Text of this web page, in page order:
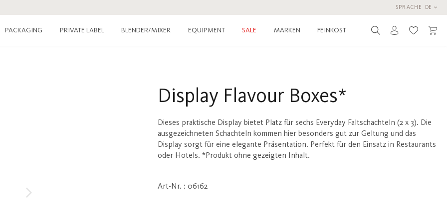
SPRACHE DE
PACKAGING PRIVATE LABEL BLENDER/MIXER EQUIPMENT SALE MARKEN FEINKOST Du hast 0
Display Flavour Boxes*
Dieses praktische Display bietet Platz für sechs Everyday Faltschachteln (2 x 3). Die
ausgezeichneten Schachteln kommen hier besonders gut zur Geltung und das
Display sorgt für eine elegante Präsentation. Perfekt für den Einsatz in Restaurants
oder Hotels. *Produkt ohne gezeigten Inhalt.
Art-Nr. : 06162